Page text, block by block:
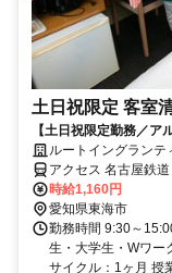
土日祝限定 客室
【土日祝限定勤務／
フ／未経験歓迎！学生
ルートイングラン
アクセス 名古屋鉄
時給1,160円
愛知県東海市
勤務時間 9:30～
生・大学生・Wワ
サイクル：1ヶ月 授